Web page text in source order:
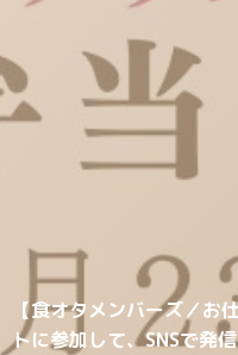
【食オタメンバーズ／お
トに参加して、SNSで発